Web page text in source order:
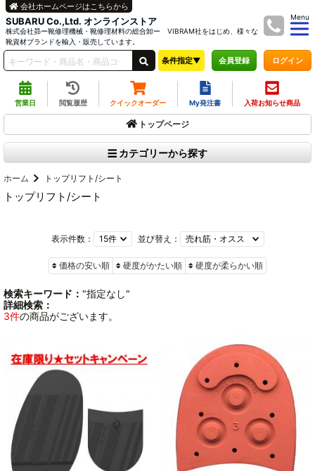
SUBARU Co.,Ltd. オンラインストア
株式会社昴ー靴修理機械・靴修理材料の総合卸ー VIBRAM社をはじめ、様々な
靴資材ブランドを輸入・販売しています。
Menu
会社ホームページはこちらから
条件指定▼ 会員登録 ログイン
営業日 閲覧履歴 クイックオーダー My発注書 入荷お知らせ商品
トップページ
カテゴリーから探す
ホーム トップリフト/シート
トップリフト/シート
表示件数： 並び替え：
価格の安い順 硬度がかたい順 硬度が柔らかい順
検索キーワード： "指定なし"
詳細検索：
3件の商品がございます。